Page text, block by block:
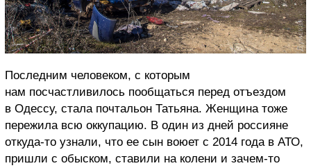
Последним человеком, с которым
нам посчастливилось пообщаться перед отъездом
в Одессу, стала почтальон Татьяна. Женщина тоже
пережила всю оккупацию. В один из дней россияне
откуда-то узнали, что ее сын воюет с 2014 года в АТО,
пришли с обыском, ставили на колени и зачем-то